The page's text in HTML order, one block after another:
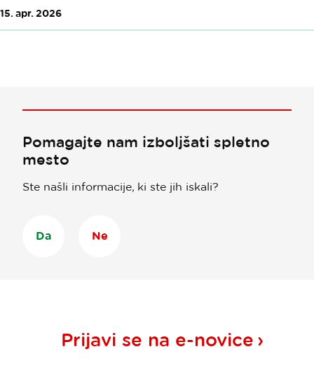
15. apr. 2026
Pomagajte nam izboljšati spletno
mesto
Ste našli informacije, ki ste jih iskali?
Da Ne
Prijavi se na e-novice